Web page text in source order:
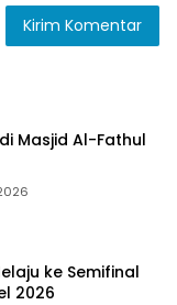
Masjid Al-Fathul
ke Semifinal
2026